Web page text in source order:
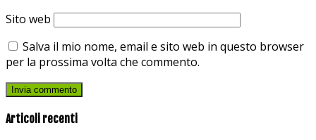
Sito web
Salva il mio nome, email e sito web in questo browser
per la prossima volta che commento.
Articoli recenti